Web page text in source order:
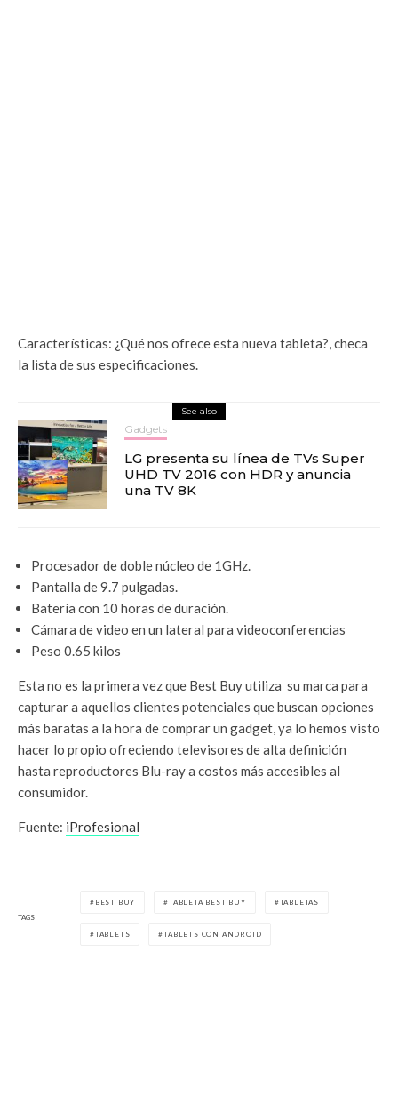
Características: ¿Qué nos ofrece esta nueva tableta?, checa
la lista de sus especificaciones.
See also
Gadgets
LG presenta su línea de TVs Super
UHD TV 2016 con HDR y anuncia
una TV 8K
Procesador de doble núcleo de 1GHz.
Pantalla de 9.7 pulgadas.
Batería con 10 horas de duración.
Cámara de video en un lateral para videoconferencias
Peso 0.65 kilos
Esta no es la primera vez que Best Buy utiliza su marca para
capturar a aquellos clientes potenciales que buscan opciones
más baratas a la hora de comprar un gadget, ya lo hemos visto
hacer lo propio ofreciendo televisores de alta definición
hasta reproductores Blu-ray a costos más accesibles al
consumidor.
Fuente: iProfesional
TAGS
BEST BUY TABLETA BEST BUY TABLETAS
TABLETS TABLETS CON ANDROID